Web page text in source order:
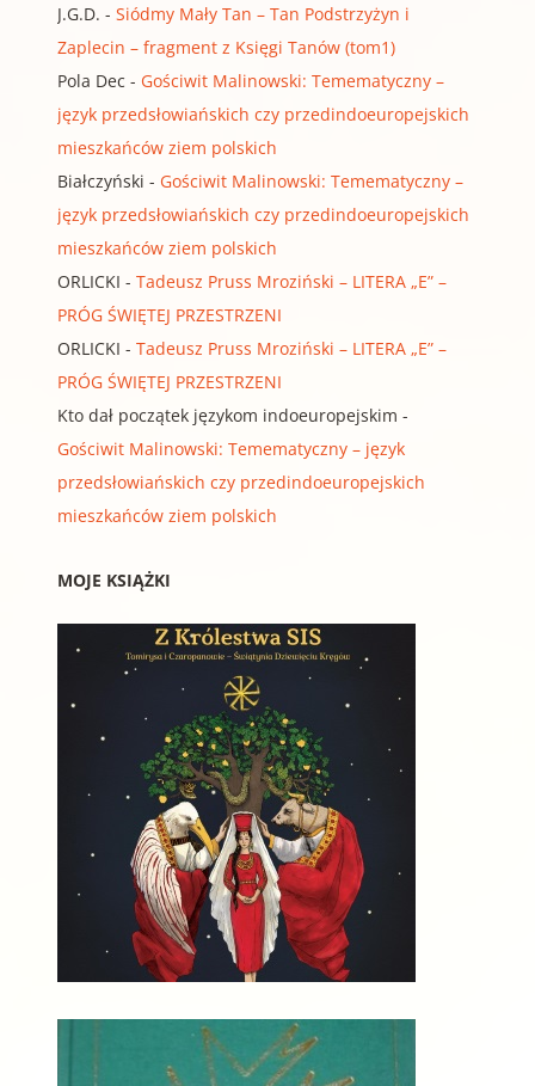
J.G.D. - Siódmy Mały Tan – Tan Podstrzyżyn i
Zaplecin – fragment z Księgi Tanów (tom1)
Pola Dec - Gościwit Malinowski: Temematyczny –
język przedsłowiańskich czy przedindoeuropejskich
mieszkańców ziem polskich
Białczyński - Gościwit Malinowski: Temematyczny –
język przedsłowiańskich czy przedindoeuropejskich
mieszkańców ziem polskich
ORLICKI - Tadeusz Pruss Mroziński – LITERA „E” –
PRÓG ŚWIĘTEJ PRZESTRZENI
ORLICKI - Tadeusz Pruss Mroziński – LITERA „E” –
PRÓG ŚWIĘTEJ PRZESTRZENI
Kto dał początek językom indoeuropejskim -
Gościwit Malinowski: Temematyczny – język
przedsłowiańskich czy przedindoeuropejskich
mieszkańców ziem polskich
MOJE KSIĄŻKI